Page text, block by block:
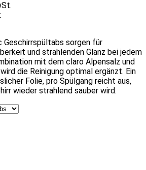
Geschirrspültabs sorgen für
und strahlenden Glanz bei jedem
mit dem claro Alpensalz und
die Reinigung optimal ergänzt. Ein
Folie, pro Spülgang reicht aus,
wieder strahlend sauber wird.